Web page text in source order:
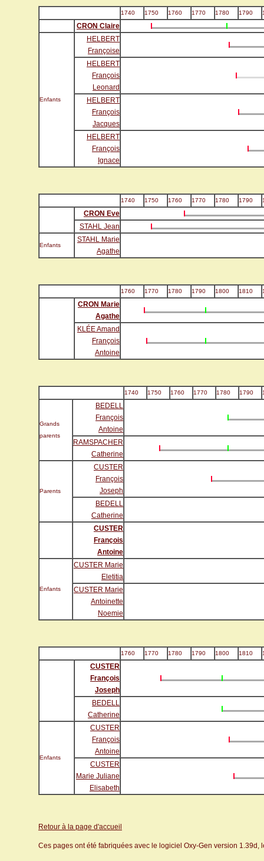
1740 1750 1760 1770 1780 1790
CRON Claire
Enfants
HELBERT
Françoise
HELBERT
François
Leonard
HELBERT
François
Jacques
HELBERT
François
Ignace
1740 1750 1760 1770 1780 1790
CRON Eve
STAHL Jean
Enfants
STAHL Marie
Agathe
1760 1770 1780 1790 1800 1810
CRON Marie
Agathe
KLÉE Amand
François
Antoine
1740 1750 1760 1770 1780 1790
Grands
parents
BEDELL
François
Antoine
RAMSPACHER
Catherine
Parents
CUSTER
François
Joseph
BEDELL
Catherine
CUSTER
François
Antoine
Enfants
CUSTER Marie
Eletitia
CUSTER Marie
Antoinette
Noemie
1760 1770 1780 1790 1800 1810
CUSTER
François
Joseph
BEDELL
Catherine
Enfants
CUSTER
François
Antoine
CUSTER
Marie Juliane
Elisabeth
Retour à la page d'accueil
Ces pages ont été fabriquées avec le logiciel Oxy-Gen version 1.39d,